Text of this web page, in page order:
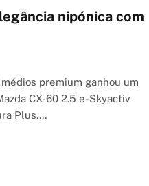
nipónica com
premium ganhou um
CX-60 2.5 e-Skyactiv
Plus.…